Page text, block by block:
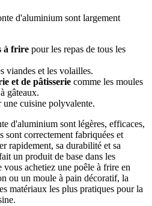
d'aluminium sont largement
à frire pour les repas de tous les
viandes et les volailles.
et de pâtisserie comme les moules
gâteaux.
une cuisine polyvalente.
d'aluminium sont légères, efficaces,
sont correctement fabriquées et
rapidement, sa durabilité et sa
un produit de base dans les
achetiez une poêle à frire en
ou un moule à pain décoratif, la
matériaux les plus pratiques pour la